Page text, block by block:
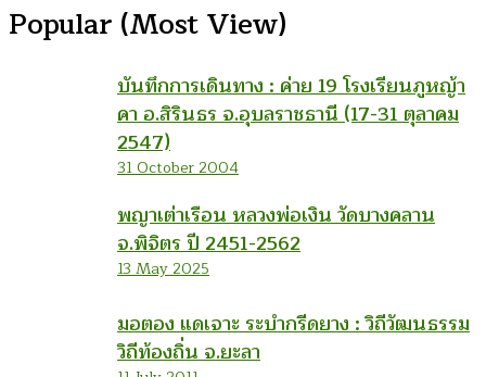
Popular (Most View)
บันทึกการเดินทาง : ค่าย 19 โรงเรียนภูหญ้า
คา อ.สิรินธร จ.อุบลราชธานี (17-31 ตุลาคม
2547)
31 October 2004
พญาเต่าเรือน หลวงพ่อเงิน วัดบางคลาน
จ.พิจิตร ปี 2451-2562
13 May 2025
มอตอง แดเจาะ ระบำกรีดยาง : วิถีวัฒนธรรม
วิถีท้องถิ่น จ.ยะลา